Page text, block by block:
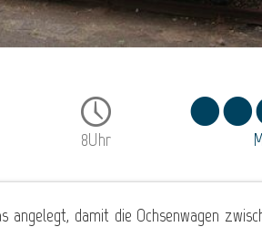
8Uhr
angelegt, damit die Ochsenwagen